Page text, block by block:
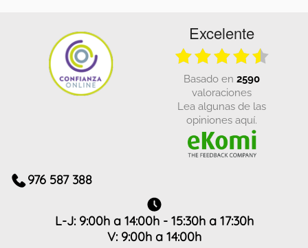
Excelente
basado en 2590
valoraciones
Lea algunas de las
opiniones aquí.
976 587 388
L-J: 9:00h a 14:00h - 15:30h a 17:30h
V: 9:00h a 14:00h